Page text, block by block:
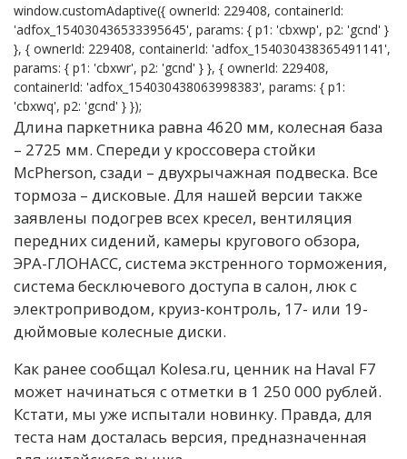
window.customAdaptive({ ownerId: 229408, containerId:
'adfox_154030436533395645', params: { p1: 'cbxwp', p2: 'gcnd' }
}, { ownerId: 229408, containerId: 'adfox_154030438365491141',
params: { p1: 'cbxwr', p2: 'gcnd' } }, { ownerId: 229408,
containerId: 'adfox_154030438063998383', params: { p1:
'cbxwq', p2: 'gcnd' } });
Длина паркетника равна 4620 мм, колесная база
– 2725 мм. Спереди у кроссовера стойки
McPherson, сзади – двухрычажная подвеска. Все
тормоза – дисковые. Для нашей версии также
заявлены подогрев всех кресел, вентиляция
передних сидений, камеры кругового обзора,
ЭРА-ГЛОНАСС, система экстренного торможения,
система бесключевого доступа в салон, люк с
электроприводом, круиз-контроль, 17- или 19-
дюймовые колесные диски.
Как ранее сообщал Kolesa.ru, ценник на Haval F7
может начинаться с отметки в 1 250 000 рублей.
Кстати, мы уже испытали новинку. Правда, для
теста нам досталась версия, предназначенная